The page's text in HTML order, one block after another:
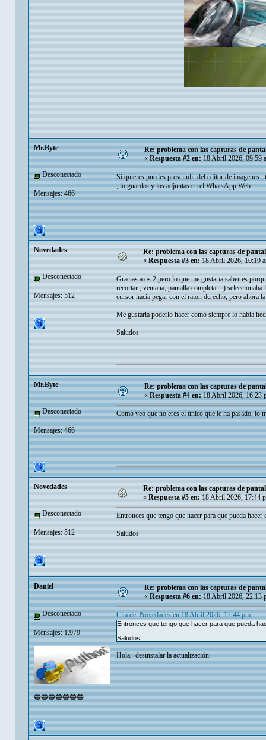
Mr.Byte
Desconectado
Mensajes: 466
Re: problema con las capturas de
«Respuesta #2 en:18 Abril 2026, 09:59
Si quieres puedes prescindir del editor de imágenes ,
, lo guardas y los adjuntas en el WhatsApp Web.
Novedades
Desconectado
Mensajes: 512
Re: problema con las capturas de
« Respuesta #3 en: 18 Abril 2026, 10:19
Gracias a os 2 pero lo que me gustaria saber es
recortar , ventana, pantalla completa ...)
cursor hacia pegar con el raton derecho, pero ahora
Me gustaria poderlo hacer como siempre lo habia
Saludos
Mr.Byte
Desconectado
Mensajes: 466
Re: problema con las capturas de
«Respuesta #4 en:18 Abril 2026, 16:23
Como veo que no eres el único que le ha pasado, lo
Novedades
Desconectado
Mensajes: 512
Re: problema con las capturas de
« Respuesta #5 en: 18 Abril 2026, 17:44
Entronces que tengo que hacer para que pueda hacer
Saludos
Danielㅤ
Desconectado
Mensajes: 1.979
🔵🔵🔵🔵🔵🔵🔵
Re: problema con las capturas de
«Respuesta #6 en:18 Abril 2026, 22:13
Cita de: Novedades en 18 Abril 2026, 17:44 pm
Entronces que tengo que hacer para que pueda
Saludos
Hola, desinstalar la actualización.